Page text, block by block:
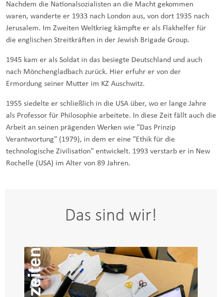
Nachdem die Nationalsozialisten an die Macht gekommen
waren, wanderte er 1933 nach London aus, von dort 1935 nach
Jerusalem. Im Zweiten Weltkrieg kämpfte er als Flakhelfer für
die englischen Streitkräften in der Jewish Brigade Group.
1945 kam er als Soldat in das besiegte Deutschland und auch
nach Mönchengladbach zurück. Hier erfuhr er von der
Ermordung seiner Mutter im KZ Auschwitz.
1955 siedelte er schließlich in die USA über, wo er lange Jahre
als Professor für Philosophie arbeitete. In diese Zeit fällt auch die
Arbeit an seinen prägenden Werken wie "Das Prinzip
Verantwortung" (1979), in dem er eine "Ethik für die
technologische Zivilisation" entwickelt. 1993 verstarb er in New
Rochelle (USA) im Alter von 89 Jahren.
Das sind wir!